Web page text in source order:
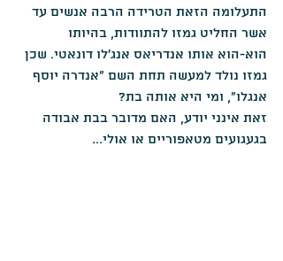
התעלומה הזאת הטרידה הרבה אנשים עד
אשר החליט גמזו להתוודות, בהיותו
הוא-הוא אותו אנדריאס אנג'לו דונאטי. שכן
גמזו נולד למעשה תחת השם "אנדרה יוסף
אנגלו", ומי היא אותה בת?
זאת אינני יודע, האם מדובר בבת אבודה
בגעגועים מטאפוריים או אולי...